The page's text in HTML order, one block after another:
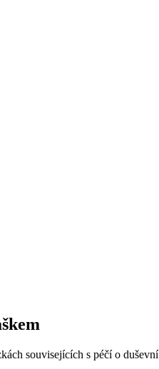
souvisejících s péčí o